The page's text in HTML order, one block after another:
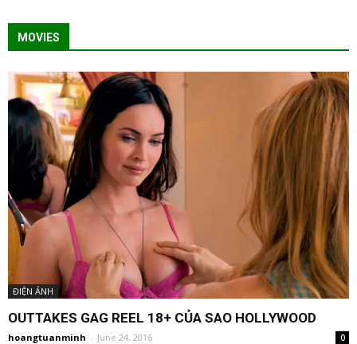
MOVIES
ĐIỆN ẢNH
OUTTAKES GAG REEL 18+ CỦA SAO HOLLYWOOD
hoangtuanminh - June 24, 2016 0